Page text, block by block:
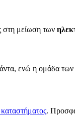
στη μείωση των
ενώ η ομάδα των
.